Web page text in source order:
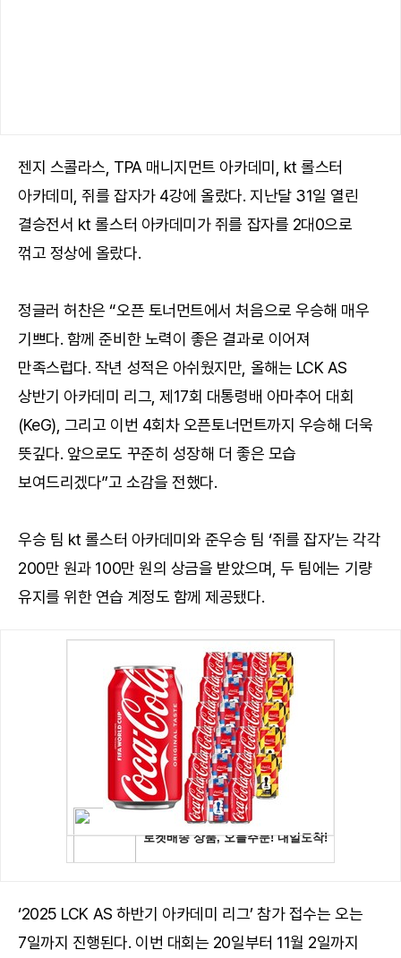
젠지 스콜라스, TPA 매니지먼트 아카데미, kt 롤스터
아카데미, 쥐를 잡자가 4강에 올랐다. 지난달 31일 열린
결승전서 kt 롤스터 아카데미가 쥐를 잡자를 2대0으로
꺾고 정상에 올랐다.
정글러 허찬은 “오픈 토너먼트에서 처음으로 우승해 매우
기쁘다. 함께 준비한 노력이 좋은 결과로 이어져
만족스럽다. 작년 성적은 아쉬웠지만, 올해는 LCK AS
상반기 아카데미 리그, 제17회 대통령배 아마추어 대회
(KeG), 그리고 이번 4회차 오픈토너먼트까지 우승해 더욱
뜻깊다. 앞으로도 꾸준히 성장해 더 좋은 모습
보여드리겠다”고 소감을 전했다.
우승 팀 kt 롤스터 아카데미와 준우승 팀 ‘쥐를 잡자’는 각각
200만 원과 100만 원의 상금을 받았으며, 두 팀에는 기량
유지를 위한 연습 계정도 함께 제공됐다.
‘2025 LCK AS 하반기 아카데미 리그’ 참가 접수는 오는
7일까지 진행된다. 이번 대회는 20일부터 11월 2일까지